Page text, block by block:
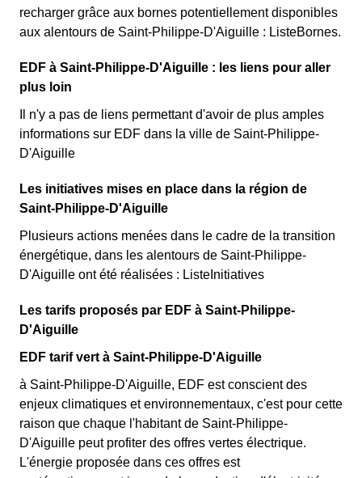
recharger grâce aux bornes potentiellement disponibles
aux alentours de Saint-Philippe-D'Aiguille : ListeBornes.
EDF à Saint-Philippe-D'Aiguille : les liens pour aller
plus loin
Il n'y a pas de liens permettant d'avoir de plus amples
informations sur EDF dans la ville de Saint-Philippe-
D'Aiguille
Les initiatives mises en place dans la région de
Saint-Philippe-D'Aiguille
Plusieurs actions menées dans le cadre de la transition
énergétique, dans les alentours de Saint-Philippe-
D'Aiguille ont été réalisées : ListeInitiatives
Les tarifs proposés par EDF à Saint-Philippe-
D'Aiguille
EDF tarif vert à Saint-Philippe-D'Aiguille
à Saint-Philippe-D'Aiguille, EDF est conscient des
enjeux climatiques et environnementaux, c'est pour cette
raison que chaque l'habitant de Saint-Philippe-
D'Aiguille peut profiter des offres vertes électrique.
L'énergie proposée dans ces offres est